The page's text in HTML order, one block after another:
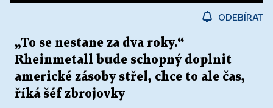
ODEBÍRAT
„To se nestane za dva roky.“
Rheinmetall bude schopný doplnit
americké zásoby střel, chce to ale čas,
říká šéf zbrojovky